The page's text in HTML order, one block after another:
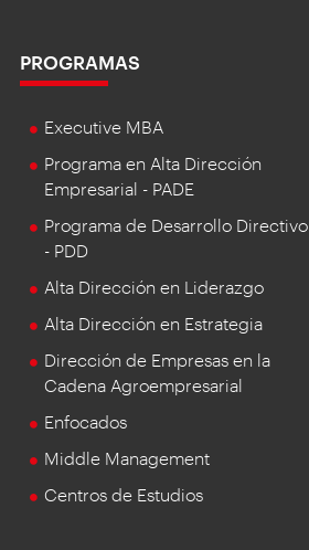
PROGRAMAS
Executive MBA
Programa en Alta Dirección
Empresarial - PADE
Programa de Desarrollo Directivo
- PDD
Alta Dirección en Liderazgo
Alta Dirección en Estrategia
Dirección de Empresas en la
Cadena Agroempresarial
Enfocados
Middle Management
Centros de Estudios